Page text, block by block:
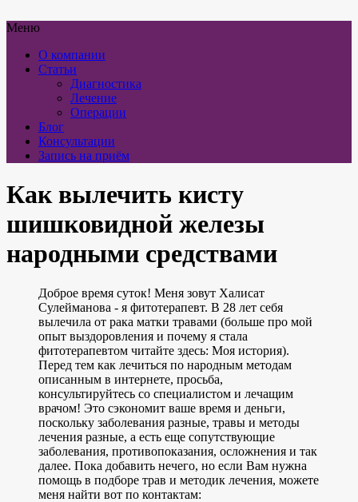
Меню
О компании
Статьи
Диагностика
Лечение
Операции
Блог
Консультации
Запись на приём
Как вылечить кисту
шишковидной железы
народными средствами
Доброе время суток! Меня зовут Халисат
Сулейманова - я фитотерапевт. В 28 лет себя
вылечила от рака матки травами (больше про мой
опыт выздоровления и почему я стала
фитотерапевтом читайте здесь: Моя история).
Перед тем как лечиться по народным методам
описанным в интернете, просьба,
консультируйтесь со специалистом и лечащим
врачом! Это сэкономит ваше время и деньги,
поскольку заболевания разные, травы и методы
лечения разные, а есть еще сопутствующие
заболевания, противопоказания, осложнения и так
далее. Пока добавить нечего, но если Вам нужна
помощь в подборе трав и методик лечения, можете
меня найти вот по контактам: